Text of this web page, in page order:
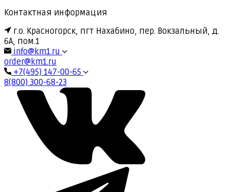
Контактная информация
г.о. Красногорск, пгт Нахабино, пер. Вокзальный, д.
6А, пом.1
info@km1.ru
order@km1.ru
+7(495) 147-00-65
8(800) 300-68-23